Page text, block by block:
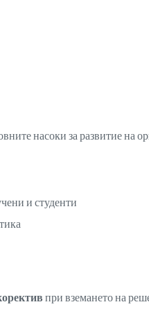
насоки за развитие на
и студенти
при вземането на